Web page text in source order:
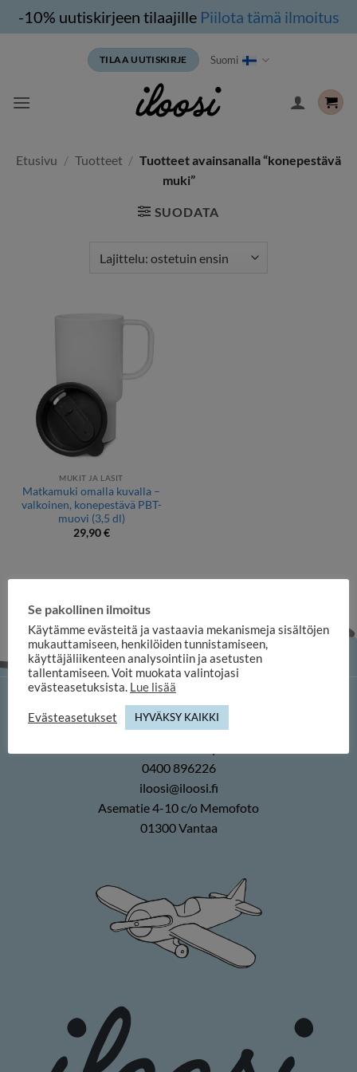
-10% uutiskirjeen tilaajille Piilota tämä ilmoitus
TILAA UUTISKIRJE Suomi
Etusivu / Tuotteet / Tuotteet avainsanalla “konepestävä
muki”
SUODATA
MUKIT JA LASIT
Matkamuki omalla kuvalla –
valkoinen, konepestävä PBT-
muovi (3,5 dl)
29,90€
iloosi-verkkokauppa
0400 896226
iloosi@iloosi.fi
Asematie 4-10 c/o Memofoto
01300 Vantaa
Se pakollinen ilmoitus
Käytämme evästeitä ja vastaavia mekanismeja sisältöjen
mukauttamiseen, henkilöiden tunnistamiseen,
käyttäjäliikenteen analysointiin ja asetusten
tallentamiseen. Voit muokata valintojasi
evästeasetuksista. Lue lisää
Evästeasetukset HYVÄKSY KAIKKI